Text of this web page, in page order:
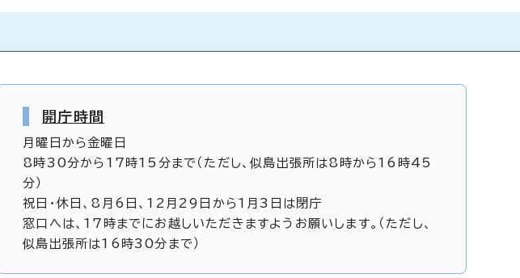
開庁時間
月曜日から金曜日
8時30分から17時15分まで（ただし、似島出張所は8時から16時45
分）
祝日・休日、8月6日、12月29日から1月3日は閉庁
窓口へは、17時までにお越しいただきますようお願いします。（ただし、
似島出張所は16時30分まで）